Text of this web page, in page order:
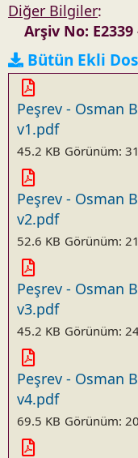
Diğer Bilgiler:
Arşiv No: E2339
Bütün Ekli
Peşrev - Osman
v1.pdf
45.2 KB Görünüm:
Peşrev - Osman
v2.pdf
52.6 KB Görünüm:
Peşrev - Osman
v3.pdf
45.2 KB Görünüm:
Peşrev - Osman
v4.pdf
69.5 KB Görünüm: